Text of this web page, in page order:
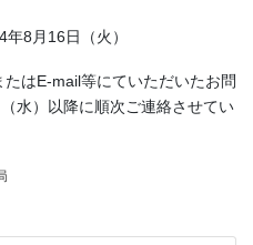
8月16日（火）
はE-mail等にていただいたお問
水）以降に順次ご連絡させてい